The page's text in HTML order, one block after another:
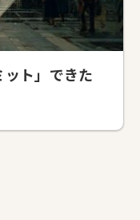
ト」できた